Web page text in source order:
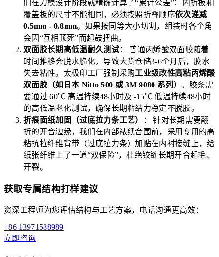
们在刀模设计阶段就精确计算了“累计公差”：内折板和
覆盖板的尺寸不能相同，必须按照折叠顺序依次递减
0.5mm - 0.8mm。如果按同等大小切割，组装时各个角
会因“互相顶死”而起鼓扭曲。
双面胶长期高低温耐久测试： 普通丙烯酸双面胶随着
时间推移会脱水脆化，导致大货仓储3-6个月后，胶水
失去粘性。太极印工厂强制采购工业级改性高粘丙烯酸
双面胶（如日本 Nitto 500 或 3M 9080 系列） 。胶条需
要通过 60℃ 高温持续48小时及 -15℃ 低温持续48小时
的高低温老化测试，确保长期粘结力稳定不脱胶。
折痕面纸加固（过底拉力条工艺）
： 针对长期需要翻
折的开合边缘，我们在内部裱纸合围前，采用专用的高
粘抗拉纤维背带（过底拉力条）加贴在内衬接缝上，给
纸张纤维上了一道“双保险”，杜绝铰链长期开合起毛、
开裂。
获取专属结构打样建议
资深工程师为您评估结构与工艺方案，电话沟通更高效：
+86 13971588989
立即咨询